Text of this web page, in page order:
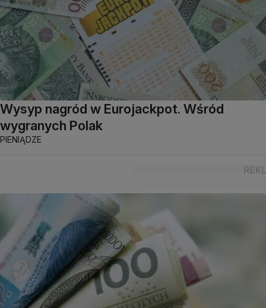
Wysyp nagród w Eurojackpot. Wśród
wygranych Polak
PIENIĄDZE